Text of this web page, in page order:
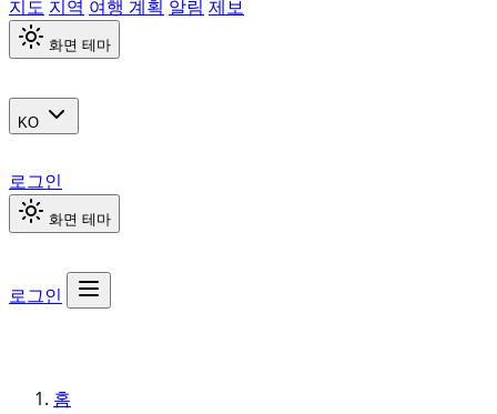
지도 지역 여행 계획 알림 제보
화면 테마
KO
로그인
화면 테마
로그인
홈